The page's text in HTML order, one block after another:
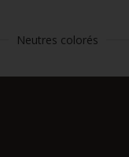
Neutres colorés